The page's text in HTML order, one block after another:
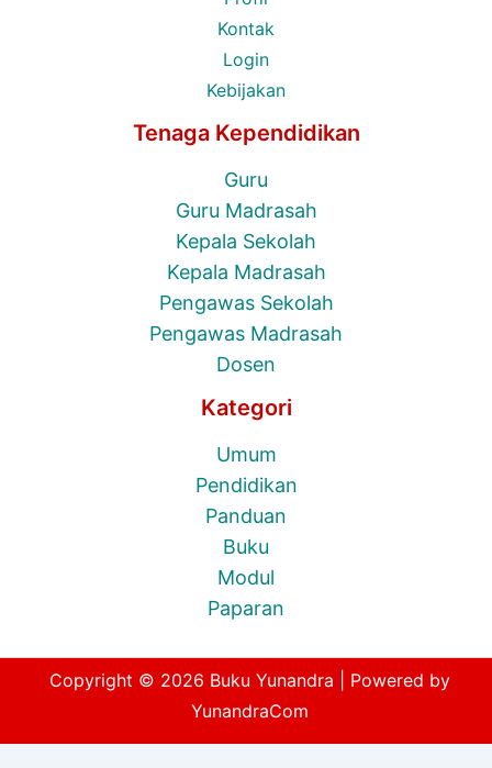
Kontak
Login
Kebijakan
Tenaga Kependidikan
Guru
Guru Madrasah
Kepala Sekolah
Kepala Madrasah
Pengawas Sekolah
Pengawas Madrasah
Dosen
Kategori
Umum
Pendidikan
Panduan
Buku
Modul
Paparan
Copyright © 2026 Buku Yunandra | Powered by
YunandraCom